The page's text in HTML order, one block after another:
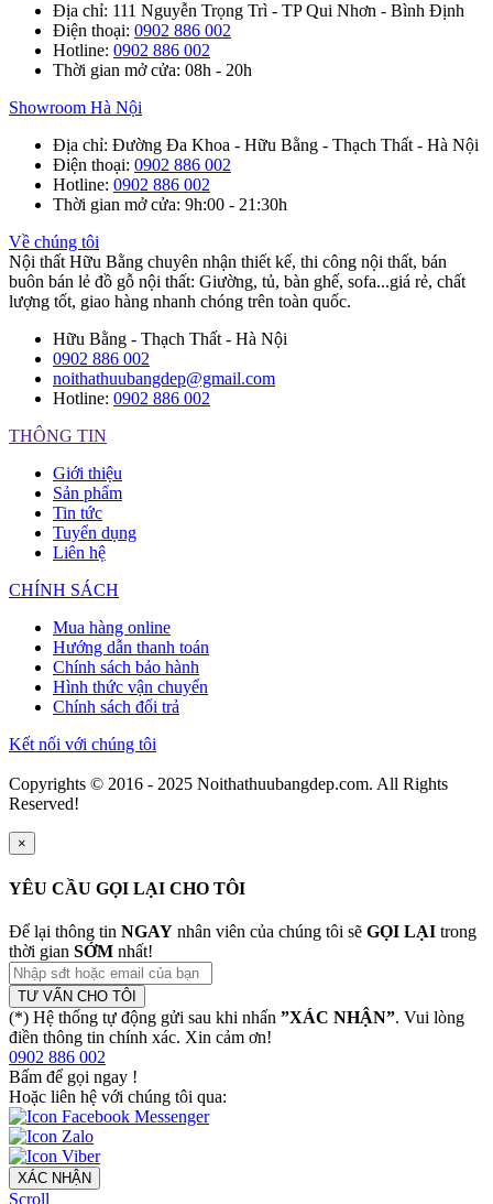
Địa chỉ: 111 Nguyễn Trọng Trì - TP Qui Nhơn - Bình Định
Điện thoại: 0902 886 002
Hotline: 0902 886 002
Thời gian mở cửa: 08h - 20h
Showroom Hà Nội
Địa chỉ: Đường Đa Khoa - Hữu Bằng - Thạch Thất - Hà Nội
Điện thoại: 0902 886 002
Hotline: 0902 886 002
Thời gian mở cửa: 9h:00 - 21:30h
Về chúng tôi
Nội thất Hữu Bằng chuyên nhận thiết kế, thi công nội thất, bán
buôn bán lẻ đồ gỗ nội thất: Giường, tủ, bàn ghế, sofa...giá rẻ, chất
lượng tốt, giao hàng nhanh chóng trên toàn quốc.
Hữu Bằng - Thạch Thất - Hà Nội
0902 886 002
noithathuubangdep@gmail.com
Hotline: 0902 886 002
THÔNG TIN
Giới thiệu
Sản phẩm
Tin tức
Tuyển dụng
Liên hệ
CHÍNH SÁCH
Mua hàng online
Hướng dẫn thanh toán
Chính sách bảo hành
Hình thức vận chuyển
Chính sách đổi trả
Kết nối với chúng tôi
Copyrights © 2016 - 2025 Noithathuubangdep.com. All Rights
Reserved!
×
YÊU CẦU GỌI LẠI CHO TÔI
Để lại thông tin NGAY nhân viên của chúng tôi sẽ GỌI LẠI trong
thời gian SỚM nhất!
TƯ VẤN CHO TÔI
(*) Hệ thống tự động gửi sau khi nhấn ”XÁC NHẬN”. Vui lòng
điền thông tin chính xác. Xin cảm ơn!
0902 886 002
Bấm để gọi ngay !
Hoặc liên hệ với chúng tôi qua:
XÁC NHẬN
Scroll